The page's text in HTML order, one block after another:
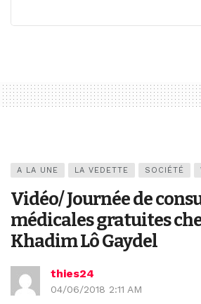
A LA UNE LA VEDETTE SOCIÉTÉ
Vidéo/ Journée de
médicales gratuites
Khadim Lô Gaydel
thies24
04/06/2018 2:11 AM